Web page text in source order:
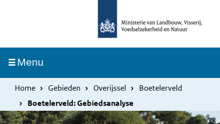
inhoud
gaan
MenuIngeklapt
Home Gebieden Overijssel
Boetelerveld
Boetelerveld: Gebiedsanalyse